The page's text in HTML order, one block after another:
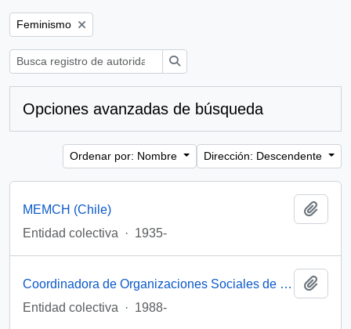
Remove filter:
Feminismo
Opciones avanzadas de búsqueda
Ordenar por: Nombre Dirección: Descendente
MEMCH (Chile)
Entidad colectiva
· 1935-
Coordinadora de Organizaciones Sociales de Mujeres (Chile)
Entidad colectiva
· 1988-